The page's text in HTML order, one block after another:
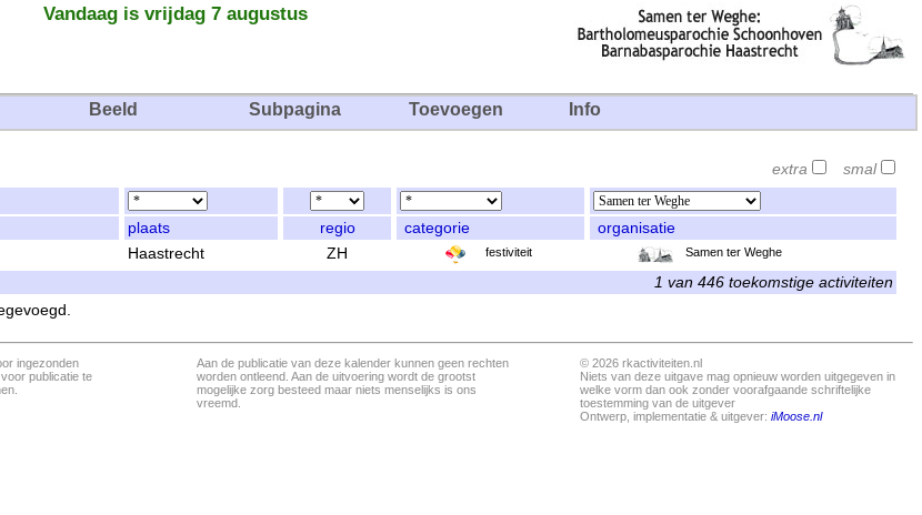
Vandaag is vrijdag 7 augustus
Beeld Subpagina Toevoegen Info
extra smal
plaats regio categorie
organisatie
Haastrecht ZH festiviteit Samen ter Weghe
1 van 446 toekomstige activiteiten
ingezonden
publicatie te
Aan de publicatie van deze kalender kunnen geen rechten
worden ontleend. Aan de uitvoering wordt de grootst
mogelijke zorg besteed maar niets menselijks is ons
vreemd.
© 2026 rkactiviteiten.nl
Niets van deze uitgave mag opnieuw worden uitgegeven in
welke vorm dan ook zonder voorafgaande schriftelijke
toestemming van de uitgever
Ontwerp, implementatie & uitgever: iMoose.nl